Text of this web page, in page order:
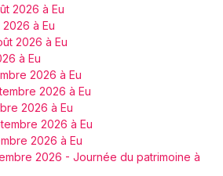
2026 à Eu
à Eu
2026 à Eu
à Eu
2026 à Eu
2026 à Eu
2026 à Eu
2026 à Eu
2026 à Eu
2026 - Journée du patrimoine à